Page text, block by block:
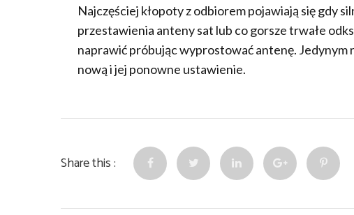
Najczęściej kłopoty z odbiorem pojawiają się gdy
przestawienia anteny sat lub co gorsze trwałe
naprawić próbując wyprostować antenę. Jedynym
nową i jej ponowne ustawienie.
Share this :